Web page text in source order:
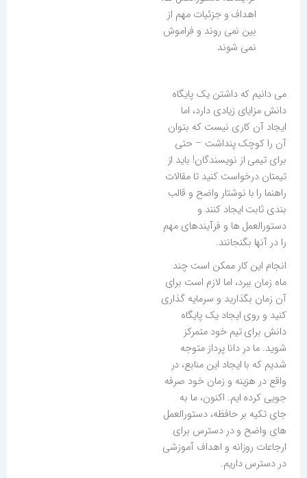
اهداف و جزئیات مهم از
بین نمی روند و فراموش
نمی شوند
می دانیم که داشتن یک پایگاه
دانش مزایای زیادی دارد، اما
ایجاد آن کاری نیست که بتوان
آن را کوچک پنداشت – حتی
برای تیمی از نویسندگان! باید از
تیمتان درخواست کنید تا مقالات
راهنما را با نوشتار واضح و قالب
بندی ثابت ایجاد کنند و
دستورالعمل ها و فرآیندهای مهم
را در آنها بگنجانند.
انجام این کار ممکن است چند
ماه زمان ببرد، اما لازم است برای
آن زمان بگذارید و سرمایه گذاری
کنید و روی ایجاد یک پایگاه
دانش برای تیم خود متمرکز
شوید. ما در دانا پرداز متوجه
شدیم که با ایجاد این منابع، در
واقع در هزینه و زمان خود صرفه
جویی کرده ایم. اکنون، ما به
جای تکیه بر حافظه، دستورالعمل
های واضح و در دسترس برای
ارجاعات روزانه و اهداف آموزشی
در دسترس داریم.